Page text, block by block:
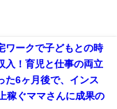
ワークで子どもとの時
入！育児と仕事の両立
た6ヶ月後で、インス
稼ぐママさんに成果の